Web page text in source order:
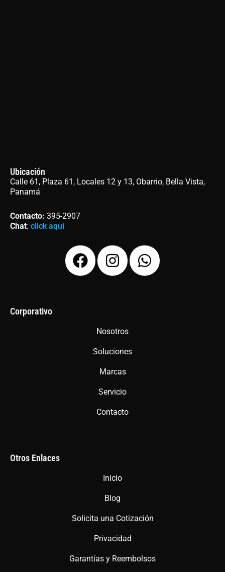
Ubicación
Calle 61, Plaza 61, Locales 12 y 13, Obarrio, Bella Vista,
Panamá
Contacto: 395-2907
Chat: click aquí
F
a
I
n
g
a
m
W
h
Corporativo
Nosotros
Soluciones
Marcas
Servicio
Contacto
Otros Enlaces
Inicio
Blog
Solicita una Cotización
Privacidad
Garantías y Reembolsos